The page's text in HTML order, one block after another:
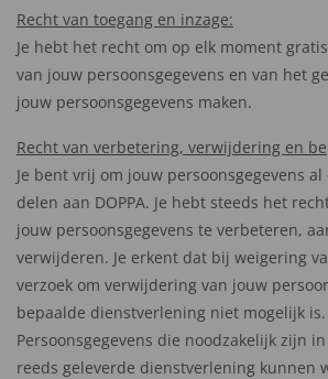
Recht van toegang en inzage:
Je hebt het recht om op elk moment
van jouw persoonsgegevens en van het
jouw persoonsgegevens maken.
Recht van verbetering, verwijdering en
Je bent vrij om jouw persoonsgegevens
delen aan DOPPA. Je hebt steeds het
jouw persoonsgegevens te verbeteren,
verwijderen. Je erkent dat bij weigering
verzoek om verwijdering van jouw
bepaalde dienstverlening niet mogelijk is.
Persoonsgegevens die noodzakelijk zijn
reeds geleverde dienstverlening kunnen